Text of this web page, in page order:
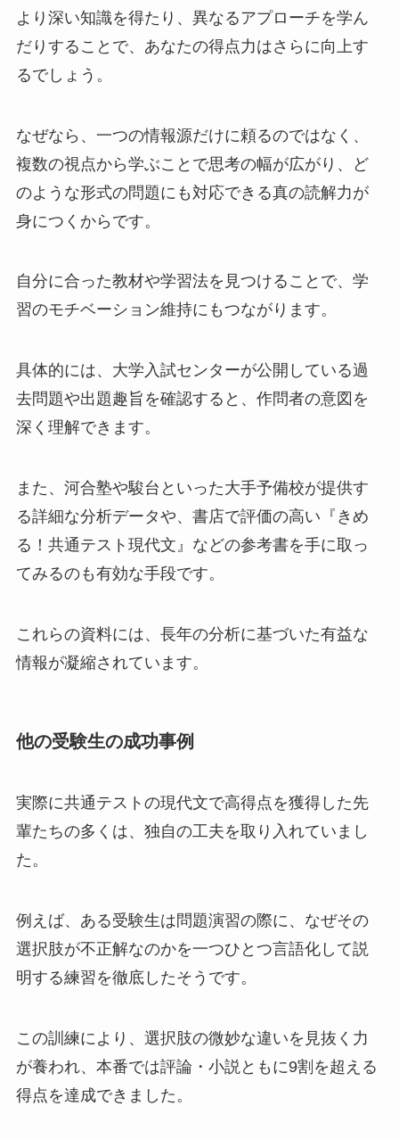
より深い知識を得たり、異なるアプローチを学ん
だりすることで、あなたの得点力はさらに向上す
るでしょう。
なぜなら、一つの情報源だけに頼るのではなく、
複数の視点から学ぶことで思考の幅が広がり、ど
のような形式の問題にも対応できる真の読解力が
身につくからです。
自分に合った教材や学習法を見つけることで、学
習のモチベーション維持にもつながります。
具体的には、大学入試センターが公開している過
去問題や出題趣旨を確認すると、作問者の意図を
深く理解できます。
また、河合塾や駿台といった大手予備校が提供す
る詳細な分析データや、書店で評価の高い『きめ
る！共通テスト現代文』などの参考書を手に取っ
てみるのも有効な手段です。
これらの資料には、長年の分析に基づいた有益な
情報が凝縮されています。
他の受験生の成功事例
実際に共通テストの現代文で高得点を獲得した先
輩たちの多くは、独自の工夫を取り入れていまし
た。
例えば、ある受験生は問題演習の際に、なぜその
選択肢が不正解なのかを一つひとつ言語化して説
明する練習を徹底したそうです。
この訓練により、選択肢の微妙な違いを見抜く力
が養われ、本番では評論・小説ともに9割を超える
得点を達成できました。